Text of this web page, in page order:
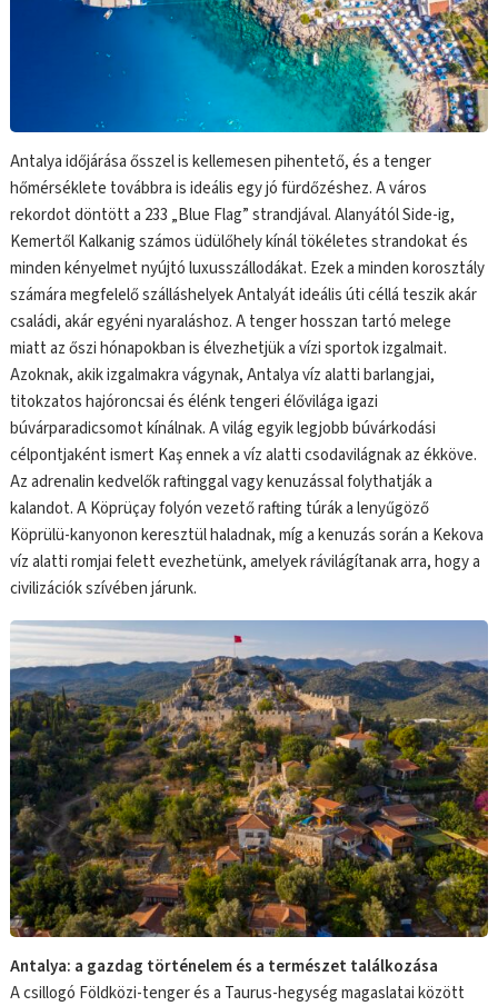
Antalya időjárása ősszel is kellemesen pihentető, és a tenger
hőmérséklete továbbra is ideális egy jó fürdőzéshez. A város
rekordot döntött a 233 „Blue Flag” strandjával. Alanyától Side-ig,
Kemertől Kalkanig számos üdülőhely kínál tökéletes strandokat és
minden kényelmet nyújtó luxusszállodákat. Ezek a minden korosztály
számára megfelelő szálláshelyek Antalyát ideális úti céllá teszik akár
családi, akár egyéni nyaraláshoz. A tenger hosszan tartó melege
miatt az őszi hónapokban is élvezhetjük a vízi sportok izgalmait.
Azoknak, akik izgalmakra vágynak, Antalya víz alatti barlangjai,
titokzatos hajóroncsai és élénk tengeri élővilága igazi
búvárparadicsomot kínálnak. A világ egyik legjobb búvárkodási
célpontjaként ismert Kaş ennek a víz alatti csodavilágnak az ékköve.
Az adrenalin kedvelők raftinggal vagy kenuzással folythatják a
kalandot. A Köprüçay folyón vezető rafting túrák a lenyűgöző
Köprülü-kanyonon keresztül haladnak, míg a kenuzás során a Kekova
víz alatti romjai felett evezhetünk, amelyek rávilágítanak arra, hogy a
civilizációk szívében járunk.
Antalya: a gazdag történelem és a természet találkozása
A csillogó Földközi-tenger és a Taurus-hegység magaslatai között